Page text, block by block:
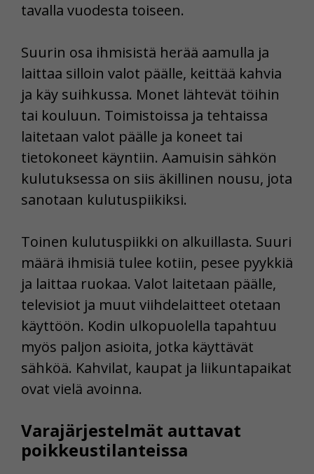
tavalla vuodesta toiseen.
Suurin osa ihmisistä herää aamulla ja
laittaa silloin valot päälle, keittää kahvia
ja käy suihkussa. Monet lähtevät töihin
tai kouluun. Toimistoissa ja tehtaissa
laitetaan valot päälle ja koneet tai
tietokoneet käyntiin. Aamuisin sähkön
kulutuksessa on siis äkillinen nousu, jota
sanotaan kulutuspiikiksi.
Toinen kulutuspiikki on alkuillasta. Suuri
määrä ihmisiä tulee kotiin, pesee pyykkiä
ja laittaa ruokaa. Valot laitetaan päälle,
televisiot ja muut viihdelaitteet otetaan
käyttöön. Kodin ulkopuolella tapahtuu
myös paljon asioita, jotka käyttävät
sähköä. Kahvilat, kaupat ja liikuntapaikat
ovat vielä avoinna.
Varajärjestelmät auttavat
poikkeustilanteissa